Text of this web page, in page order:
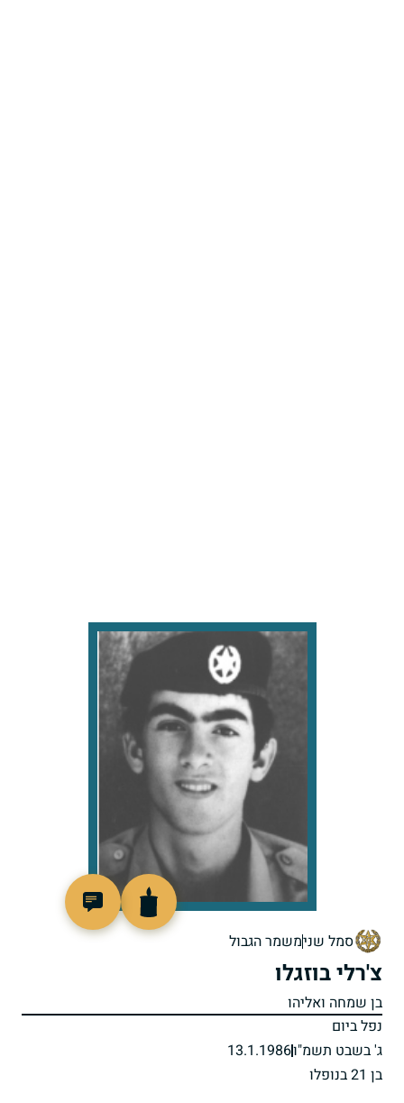
סמל שנימשמר הגבול
צ'רלי בוזגלו
בן שמחה ואליהו
נפל ביום
ג' בשבט תשמ"ו13.1.1986
בן 21 בנופלו